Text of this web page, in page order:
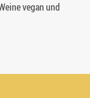
vegan und